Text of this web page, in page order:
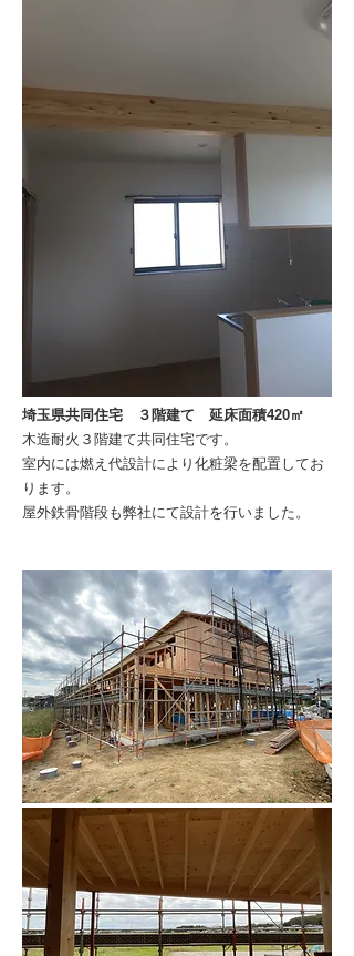
埼玉県共同住宅 ３階建て 延床面積420㎡
木造耐火３階建て共同住宅です。
室内には燃え代設計により化粧梁を配置してお
ります。
屋外鉄骨階段も弊社にて設計を行いました。